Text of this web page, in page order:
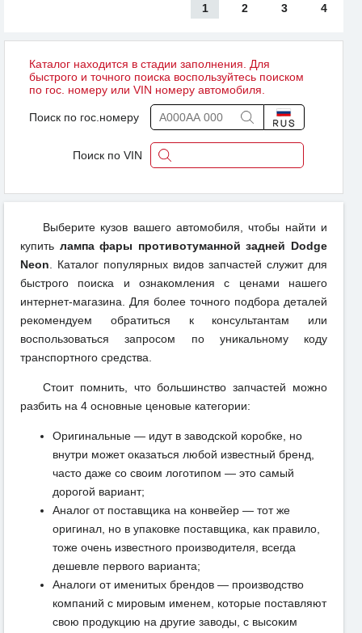
1 2 3 4
Каталог находится в стадии заполнения. Для
быстрого и точного поиска воспользуйтесь поиском
по гос. номеру или VIN номеру автомобиля.
Поиск по гос.номеру
Поиск по VIN
Выберите кузов вашего автомобиля, чтобы найти и
купить лампа фары противотуманной задней Dodge
Neon . Каталог популярных видов запчастей служит для
быстрого поиска и ознакомления с ценами нашего
интернет-магазина. Для более точного подбора деталей
рекомендуем обратиться к консультантам или
воспользоваться запросом по уникальному коду
транспортного средства.
Стоит помнить, что большинство запчастей можно
разбить на 4 основные ценовые категории:
Оригинальные — идут в заводской коробке, но
внутри может оказаться любой известный бренд,
часто даже со своим логотипом — это самый
дорогой вариант;
Аналог от поставщика на конвейер — тот же
оригинал, но в упаковке поставщика, как правило,
тоже очень известного производителя, всегда
дешевле первого варианта;
Аналоги от именитых брендов — производство
компаний с мировым именем, которые поставляют
свою продукцию на другие заводы, с высоким